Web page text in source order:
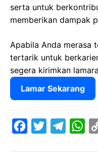
serta untuk
memberikan dampak
Apabila Anda merasa
tertarik untuk
segera kirimkan
Lamar Sekarang
W